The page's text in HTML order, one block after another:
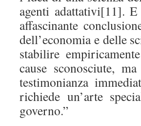
agenti adattativi[11].
affascinante
dell’economia e delle
stabilire
cause sconosciute,
testimonianza
richiede un’arte
governo.”